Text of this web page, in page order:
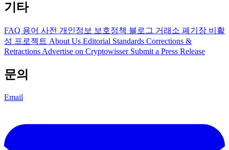
기타
FAQ 용어 사전 개인정보 보호정책 블로그 거래소 폐기장 비활
성 프로젝트 About Us Editorial Standards Corrections &
Retractions Advertise on Cryptowisser Submit a Press Release
문의
Email